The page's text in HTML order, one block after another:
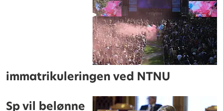
immatrikuleringen ved NTNU
Sp vil belønne